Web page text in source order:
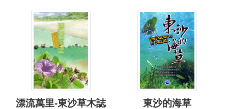
漂流萬里-東沙草木誌 東沙的海草